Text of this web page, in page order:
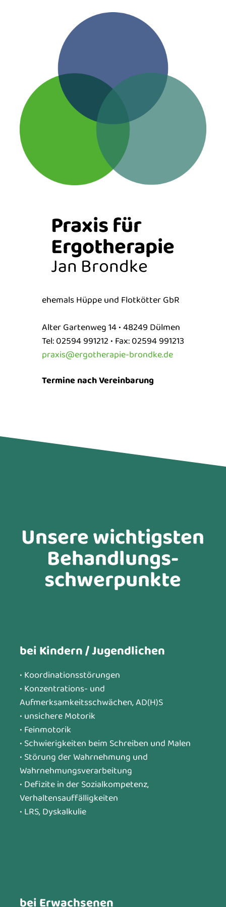
Praxis für
Ergotherapie
Jan Brondke
ehemals Hüppe und Flotkötter GbR
Alter Gartenweg 14 • 48249 Dülmen
Tel: 02594 991212 • Fax: 02594 991213
praxis@ergotherapie-brondke.de
Termine nach Vereinbarung
Unsere wichtigsten
Behandlungs-
schwerpunkte
bei Kindern / Jugendlichen
• Koordinationsstörungen
• Konzentrations- und
Aufmerksamkeitsschwächen, AD(H)S
• unsichere Motorik
• Feinmotorik
• Schwierigkeiten beim Schreiben und Malen
• Störung der Wahrnehmung und
Wahrnehmungsverarbeitung
• Defizite in der Sozialkompetenz,
Verhaltensauffälligkeiten
• LRS, Dyskalkulie